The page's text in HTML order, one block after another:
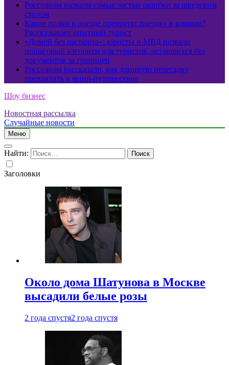
Россиянам назвали самые частые ошибки за шведским
столом
Какие полки в поезде превратят поездку в кошмар?
Рассказывает опытный турист
«Домой без паспорта»: юристы и МВД назвали
пошаговый алгоритм для туристов, оставшихся без
документов за границей
Россиянам рассказали, как длинную пересадку
превратить в мини-путешествие
Шоу бизнес
Новостная рассылка
Случайные новости
Меню
Найти:
Заголовки
Около дома Шатунова в Москве
высадили белые розы
2 года спустя2 года спустя